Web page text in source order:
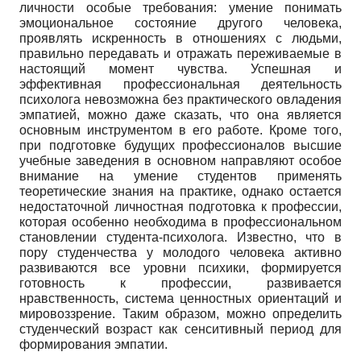
личности особые требования: умение понимать
эмоциональное состояние другого человека,
проявлять искренность в отношениях с людьми,
правильно передавать и отражать переживаемые в
настоящий момент чувства. Успешная и
эффективная профессиональная деятельность
психолога невозможна без практического овладения
эмпатией, можно даже сказать, что она является
основным инструментом в его работе. Кроме того,
при подготовке будущих профессионалов высшие
учебные заведения в основном направляют особое
внимание на умение студентов применять
теоретические знания на практике, однако остается
недостаточной личностная подготовка к профессии,
которая особенно необходима в профессиональном
становлении студента-психолога. Известно, что в
пору студенчества у молодого человека активно
развиваются все уровни психики, формируется
готовность к профессии, развивается
нравственность, система ценностных ориентаций и
мировоззрение. Таким образом, можно определить
студенческий возраст как сенситивный период для
формирования эмпатии.